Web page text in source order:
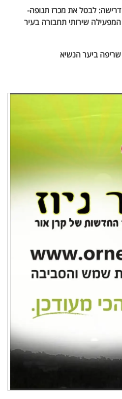
דרישה: לבטל את מכרז תנופה-
המפעילה שירותי תחבורה בעיר
שריפה ביער הנשיא